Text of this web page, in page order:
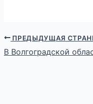
ПРЕДЫДУЩАЯ
В Волгоградской